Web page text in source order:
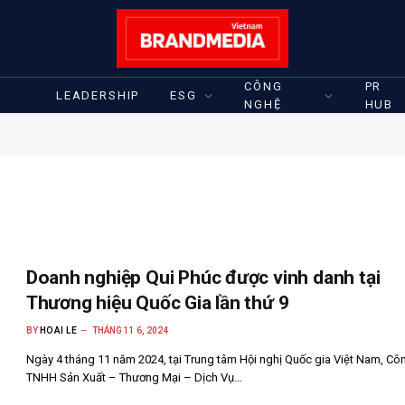
LEADERSHIP ESG
CÔNG
NGHỆ
PR
HUB
Doanh nghiệp Qui Phúc được vinh danh tại
Thương hiệu Quốc Gia lần thứ 9
BY HOAI LE THÁNG 11 6, 2024
Ngày 4 tháng 11 năm 2024, tại Trung tâm Hội nghị Quốc gia Việt Nam,
TNHH Sản Xuất – Thương Mại – Dịch Vụ…